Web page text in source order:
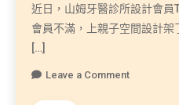
近日，山姆牙醫診所設計會員
會員不滿，上親子空間設計架
[…]
Leave a Comment